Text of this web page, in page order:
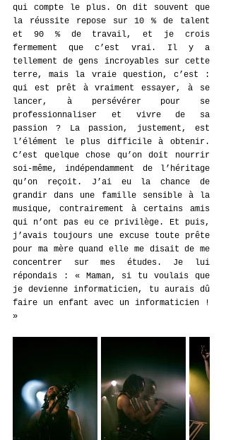
qui compte le plus. On dit souvent que
la réussite repose sur 10 % de talent
et 90 % de travail, et je crois
fermement que c’est vrai. Il y a
tellement de gens incroyables sur cette
terre, mais la vraie question, c’est :
qui est prêt à vraiment essayer, à se
lancer, à persévérer pour se
professionnaliser et vivre de sa
passion ? La passion, justement, est
l’élément le plus difficile à obtenir.
C’est quelque chose qu’on doit nourrir
soi-même, indépendamment de l’héritage
qu’on reçoit. J’ai eu la chance de
grandir dans une famille sensible à la
musique, contrairement à certains amis
qui n’ont pas eu ce privilège. Et puis,
j’avais toujours une excuse toute prête
pour ma mère quand elle me disait de me
concentrer sur mes études. Je lui
répondais : « Maman, si tu voulais que
je devienne informaticien, tu aurais dû
faire un enfant avec un informaticien !
»